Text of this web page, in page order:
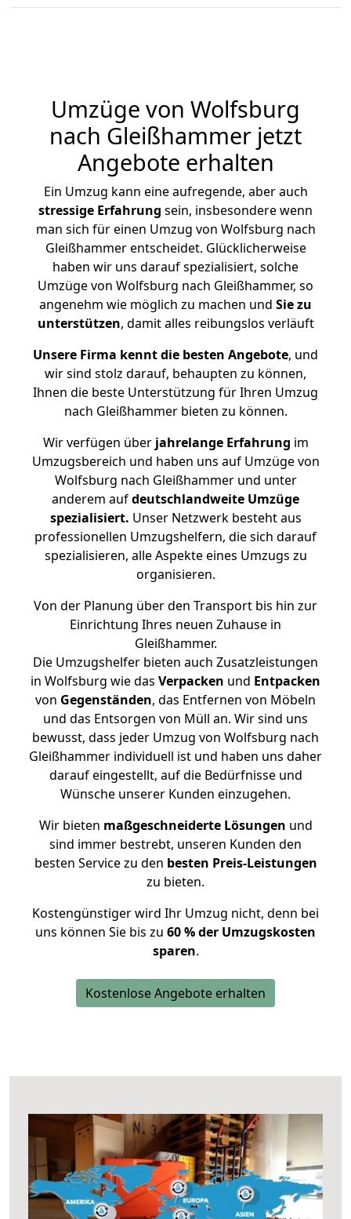
Umzüge von Wolfsburg
nach Gleißhammer jetzt
Angebote erhalten
Ein Umzug kann eine aufregende, aber auch
stressige Erfahrung sein, insbesondere wenn
man sich für einen Umzug von Wolfsburg nach
Gleißhammer entscheidet. Glücklicherweise
haben wir uns darauf spezialisiert, solche
Umzüge von Wolfsburg nach Gleißhammer, so
angenehm wie möglich zu machen und Sie zu
unterstützen, damit alles reibungslos verläuft
Unsere Firma kennt die besten Angebote, und
wir sind stolz darauf, behaupten zu können,
Ihnen die beste Unterstützung für Ihren Umzug
nach Gleißhammer bieten zu können.
Wir verfügen überjahrelange Erfahrung im
Umzugsbereich und haben uns auf Umzüge von
Wolfsburg nach Gleißhammer und unter
anderem aufdeutschlandweite Umzüge
spezialisiert. Unser Netzwerk besteht aus
professionellen Umzugshelfern, die sich darauf
spezialisieren, alle Aspekte eines Umzugs zu
organisieren.
Von der Planung über den Transport bis hin zur
Einrichtung Ihres neuen Zuhause in
Gleißhammer.
Die Umzugshelfer bieten auch Zusatzleistungen
in Wolfsburg wie das Verpacken und Entpacken
von Gegenständen, das Entfernen von Möbeln
und das Entsorgen von Müll an. Wir sind uns
bewusst, dass jeder Umzug von Wolfsburg nach
Gleißhammer individuell ist und haben uns daher
darauf eingestellt, auf die Bedürfnisse und
Wünsche unserer Kunden einzugehen.
Wir bieten maßgeschneiderte Lösungen und
sind immer bestrebt, unseren Kunden den
besten Service zu den besten Preis-Leistungen
zu bieten.
Kostengünstiger wird Ihr Umzug nicht, denn bei
uns können Sie bis zu 60 % der Umzugskosten
sparen.
Kostenlose Angebote erhalten